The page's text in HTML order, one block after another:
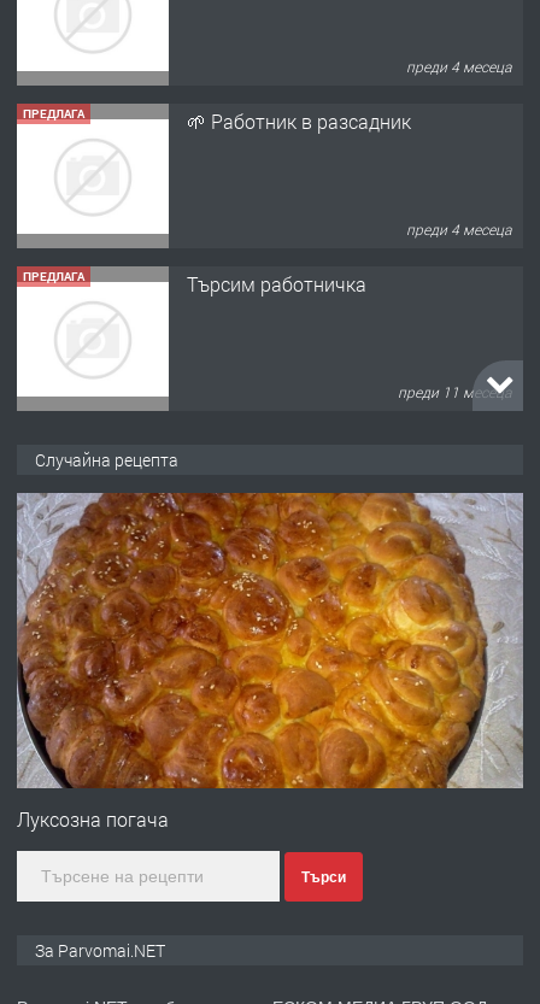
преди 4 месеца
ПРЕДЛАГА 🌱 Работник в разсадник
преди 4 месеца
ПРЕДЛАГА Търсим работничка
преди 11 месеца
преди 1 година
ПРЕДЛАГА Работа за общи работници
преди 1 година
ПРЕДЛАГА
Първи поход "По стъпките на Ангел
Случайна рецепта
Луксозна погача
Търси
За Parvomai.NET